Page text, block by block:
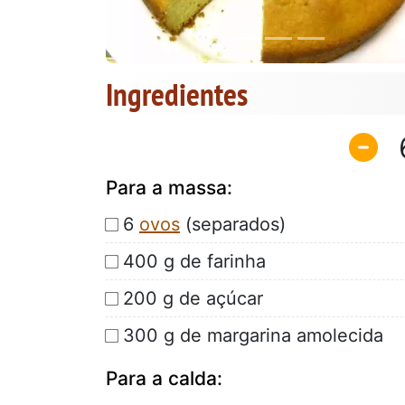
Ingredientes
Para a massa:
6 ovos (separados)
400 g de farinha
200 g de açúcar
300 g de margarina amolecida
Para a calda: